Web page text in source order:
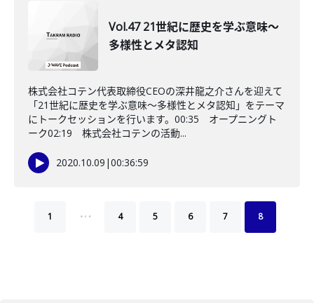
Vol.47 21世紀に歴史を学ぶ意味～
多様性とメタ認知
株式会社コテン代表取締役CEOの深井龍之介さんを迎えて
「21世紀に歴史を学ぶ意味～多様性とメタ認知」をテーマ
にトークセッションを行います。00:35 オープニングト
ーク02:19 株式会社コテンの活動...
2020.10.09 |00:36:59
1 … 4 5 6 7 8